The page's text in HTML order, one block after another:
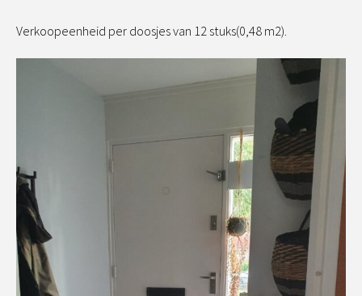
Verkoopeenheid per doosjes van 12 stuks(0,48 m2).